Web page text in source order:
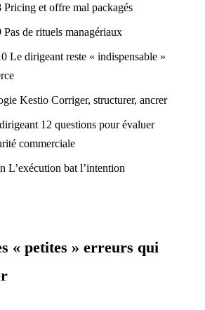
Pricing et offre mal packagés
Pas de rituels managériaux
Le dirigeant reste « indispensable »
Kestio Corriger, structurer, ancrer
12 questions pour évaluer
commerciale
L’exécution bat l’intention
« petites » erreurs qui